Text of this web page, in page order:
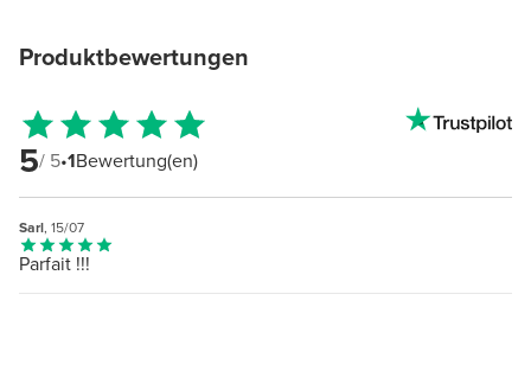
Produktbewertungen
5/ 5•1Bewertung(en)
Sarl, 15/07
Parfait !!!